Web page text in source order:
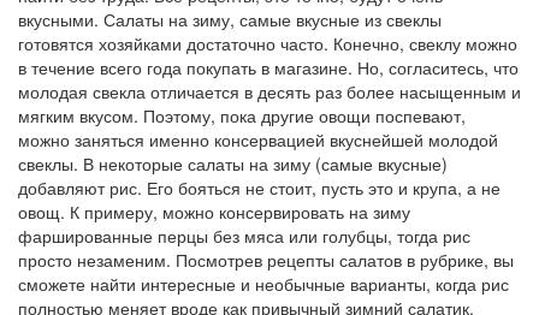
вкусными. Салаты на зиму, самые вкусные из свеклы
готовятся хозяйками достаточно часто. Конечно, свеклу можно
в течение всего года покупать в магазине. Но, согласитесь, что
молодая свекла отличается в десять раз более насыщенным и
мягким вкусом. Поэтому, пока другие овощи поспевают,
можно заняться именно консервацией вкуснейшей молодой
свеклы. В некоторые салаты на зиму (самые вкусные)
добавляют рис. Его бояться не стоит, пусть это и крупа, а не
овощ. К примеру, можно консервировать на зиму
фаршированные перцы без мяса или голубцы, тогда рис
просто незаменим. Посмотрев рецепты салатов в рубрике, вы
сможете найти интересные и необычные варианты, когда рис
полностью меняет вроде как привычный зимний салатик.